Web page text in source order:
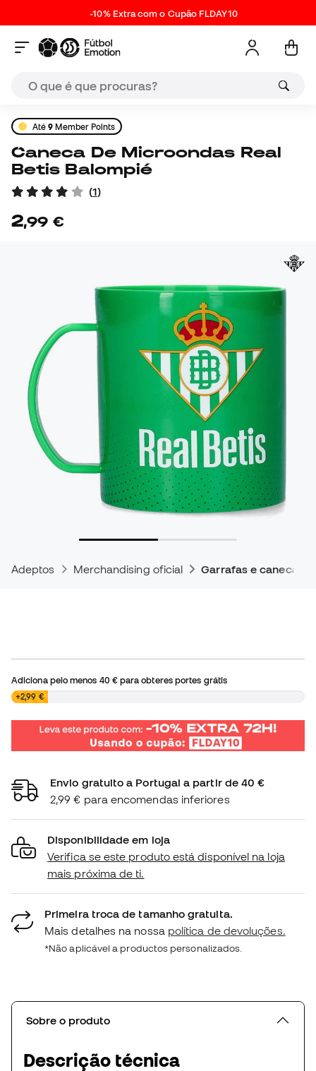
-10% Extra com o Cupão FLDAY10
Até9 Member Points
Caneca De Microondas Real
Betis Balompié
(1)
2,99 €
Adeptos Merchandising oficial Garrafas e canecas
Adiciona pelo menos 40 €para obteres portes grátis
0,00 €
+2,99 €
Envio gratuito a Portugal a partir de 40 €
2,99 € para encomendas inferiores
Disponibilidade em loja
Verifica se este produto está disponível na loja
mais próxima de ti.
Primeira troca de tamanho gratuita.
Mais detalhes na nossa política de devoluções.
*Não aplicável a productos personalizados.
Sobre o produto
Descrição técnica